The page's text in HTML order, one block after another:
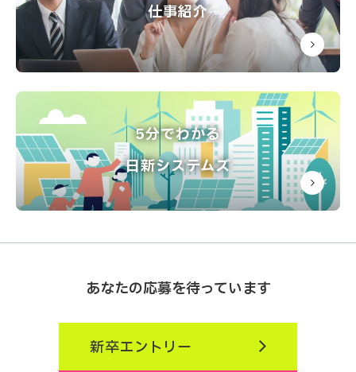
仕事紹介
5分でわかる
日新システムズ
あなたの応募を待っています
新卒エントリー